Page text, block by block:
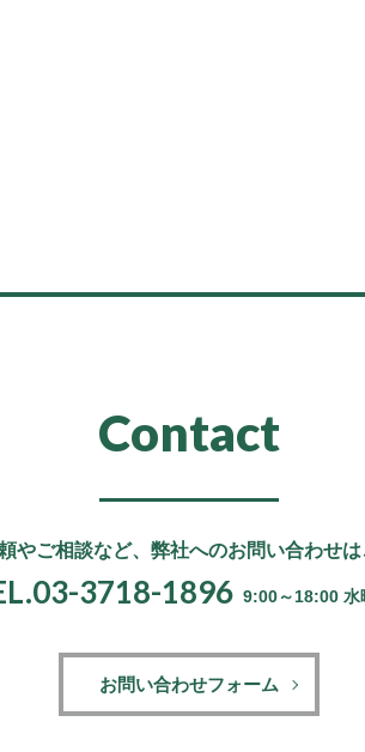
Contact
やご相談など、 弊社へのお問い合わせは
3718-1896 9:00～18:00 水
お問い合わせフォーム